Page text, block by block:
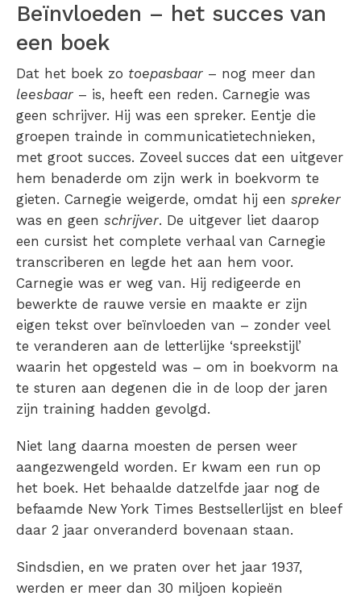
Beïnvloeden – het succes van
een boek
Dat het boek zo toepasbaar – nog meer dan
leesbaar – is, heeft een reden. Carnegie was
geen schrijver. Hij was een spreker. Eentje die
groepen trainde in communicatietechnieken,
met groot succes. Zoveel succes dat een uitgever
hem benaderde om zijn werk in boekvorm te
gieten. Carnegie weigerde, omdat hij een spreker
was en geen schrijver. De uitgever liet daarop
een cursist het complete verhaal van Carnegie
transcriberen en legde het aan hem voor.
Carnegie was er weg van. Hij redigeerde en
bewerkte de rauwe versie en maakte er zijn
eigen tekst over beïnvloeden van – zonder veel
te veranderen aan de letterlijke ‘spreekstijl’
waarin het opgesteld was – om in boekvorm na
te sturen aan degenen die in de loop der jaren
zijn training hadden gevolgd.
Niet lang daarna moesten de persen weer
aangezwengeld worden. Er kwam een run op
het boek. Het behaalde datzelfde jaar nog de
befaamde New York Times Bestsellerlijst en bleef
daar 2 jaar onveranderd bovenaan staan.
Sindsdien, en we praten over het jaar 1937,
werden er meer dan 30 miljoen kopieën